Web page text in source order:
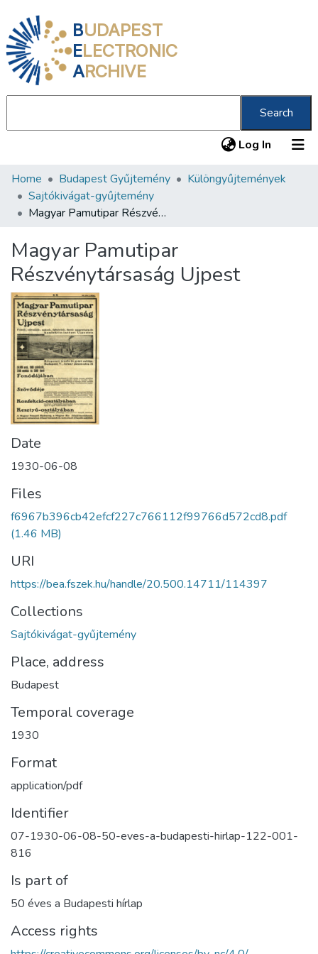
BUDAPEST
ELECTRONIC
ARCHIVE
Search
Log In (current)
Communities & Collections
All of DSpace
About us
Home Budapest Gyűjtemény
Különgyűjtemények
Sajtókivágat-gyűjtemény
Magyar Pamutipar Részvénytársaság Ujpest
Magyar Pamutipar
Részvénytársaság Ujpest
Date
1930-06-08
Files
f6967b396cb42efcf227c766112f99766d572cd8.pdf
(1.46 MB)
URI
https://bea.fszek.hu/handle/20.500.14711/114397
Collections
Sajtókivágat-gyűjtemény
Place, address
Budapest
Temporal coverage
1930
Format
application/pdf
Identifier
07-1930-06-08-50-eves-a-budapesti-hirlap-122-001-
816
Is part of
50 éves a Budapesti hírlap
Access rights